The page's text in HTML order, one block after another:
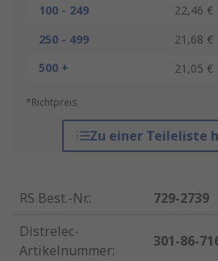
100 - 249
22,46 €
250 - 499
21,68 €
500 +
21,05 €
*Richtpreis
Zu einer Teileliste
RS Best.-Nr.:
729-2739
Distrelec-
Artikelnummer:
301-86-